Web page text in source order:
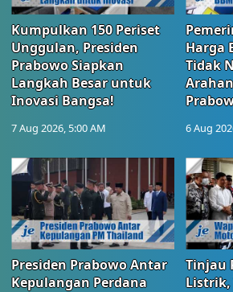
Kumpulkan 150 Periset
Unggulan, Presiden
Prabowo Siapkan
Langkah Besar untuk
Inovasi Bangsa!
7 Aug 2026, 5:00 AM
Harga
Tidak
6 Aug
Presiden Prabowo Antar
Kepulangan Perdana
Tinjau
Listrik,